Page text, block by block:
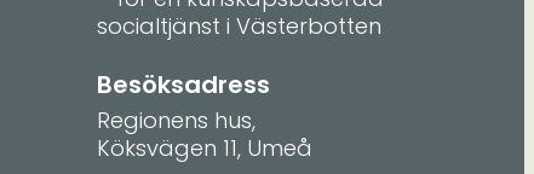
socialtjänst i Västerbotten
Besöksadress
Regionens hus,
Köksvägen 11, Umeå